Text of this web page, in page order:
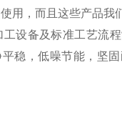
，而且这些产品我
设备及标准工艺流
稳，低噪节能，坚